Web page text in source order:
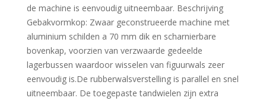
de machine is eenvoudig uitneembaar. Beschrijving
Gebakvormkop: Zwaar geconstrueerde machine met
aluminium schilden a 70 mm dik en scharnierbare
bovenkap, voorzien van verzwaarde gedeelde
lagerbussen waardoor wisselen van figuurwals zeer
eenvoudig is.De rubberwalsverstelling is parallel en snel
uitneembaar. De toegepaste tandwielen zijn extra